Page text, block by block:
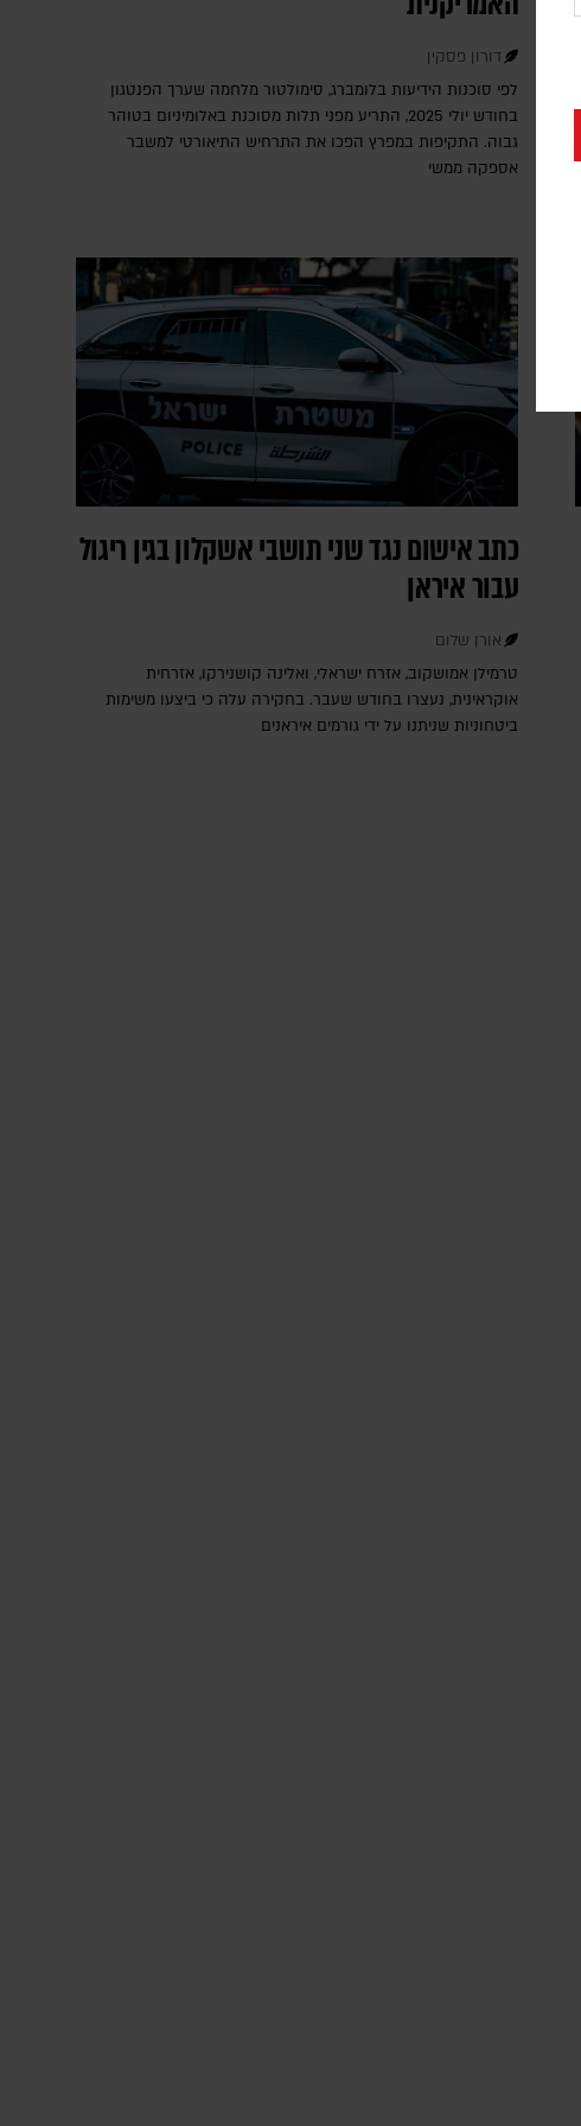
דורון פסקין
לפי סוכנות הידיעות בלומברג, סימולטור מלחמה שערך הפנטגון
בחודש יולי 2025, התריע מפני תלות מסוכנת באלומיניום בטוהר
גבוה. התקיפות במפרץ הפכו את התרחיש התיאורטי למשבר
אספקה ממשי
כתב אישום נגד שני תושבי אשקלון בגין ריגול
עבור איראן
אורן שלום
טרמילן אמושקוב, אזרח ישראלי, ואלינה קושנירקו, אזרחית
אוקראינית, נעצרו בחודש שעבר. בחקירה עלה כי ביצעו משימות
ביטחוניות שניתנו על ידי גורמים איראנים